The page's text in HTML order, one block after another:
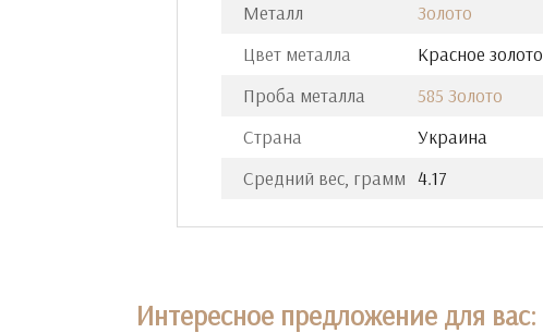
Металл
Золото
Цвет металла
Красное золото
Проба металла
585 Золото
Страна
Украина
Средний вес, грамм 4.17
Интересное предложение для вас: